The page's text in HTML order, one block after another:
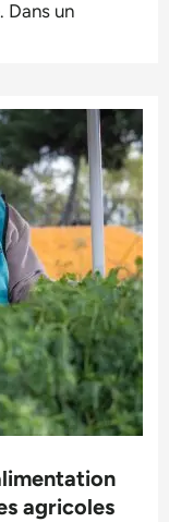
Dans un
agricoles